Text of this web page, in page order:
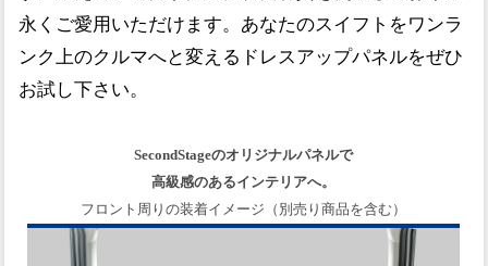
永くご愛用いただけます。あなたのスイフトをワンラ
ンク上のクルマへと変えるドレスアップパネルをぜひ
お試し下さい。